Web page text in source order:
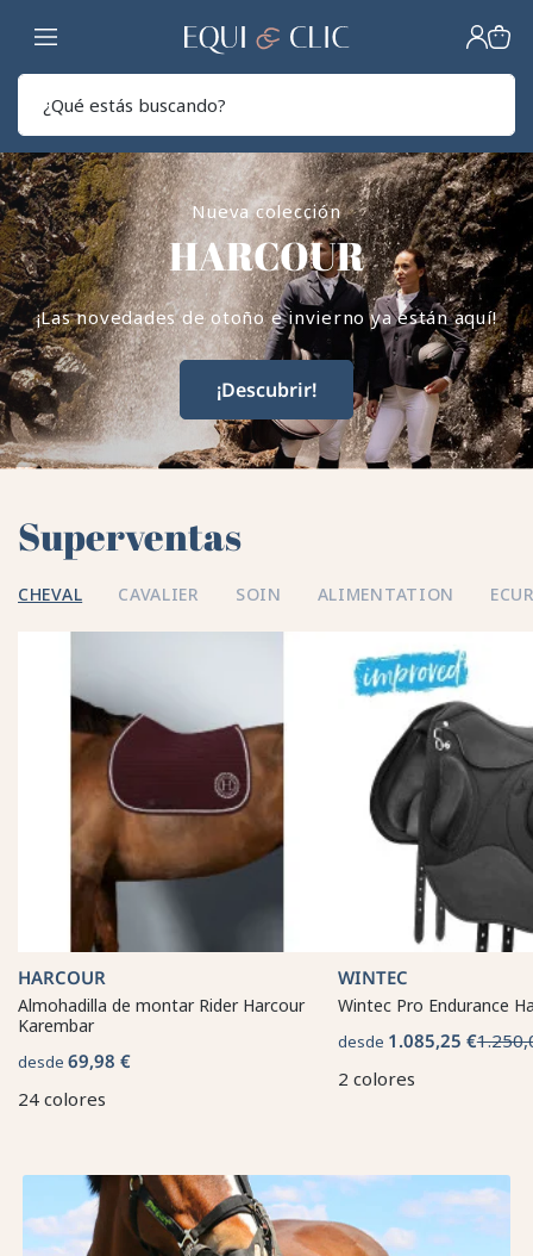
Hogar
Nueva colección
HARCOUR
¡Las novedades de otoño e invierno ya están aquí!
¡Descubrir!
Superventas 💘
CHEVAL CAVALIER SOIN ALIMENTATION
HARCOUR
Almohadilla de montar Rider Harcour
Karembar
desde 69,98 €
24 colores
WINTEC
Wintec Pro Endurance
desde 1.085,25 €
2 colores